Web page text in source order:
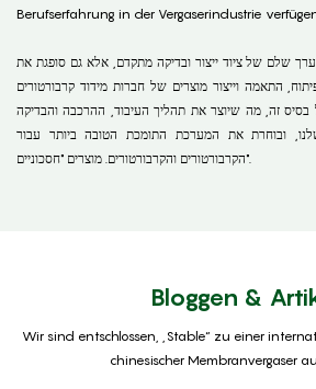
Berufserfahrung in der Vergaserindustrie
שלם של ציוד ייצור ובדיקה מתקדם, אלא גם סופגת את
יותר מ-60 שנות פיתוח, התאמה וייצור מוצרים של חברות מידוד קרבורטורים
בסיס זה, מה שיוצר את תהליך העיבוד, ההרכבה והבדיקה
ובוחרת את המערכת התומכת הטובה ביותר עבור
הקרבורטורים והקרבורטורים. מוצרים "חסכוניים".
Bloggen &
Wir sind entschlossen, „Stable“ zu einer
chinesischer Membranvergaser